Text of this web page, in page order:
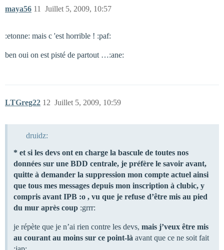
maya56 Juillet 5, 2009, 10:57
11
:etonne: mais c 'est horrible ! :paf:
ben oui on est pisté de partout …:ane:
LTGreg22 Juillet 5, 2009, 10:59
12
druidz:
* et si les devs ont en charge la bascule de toutes nos
données sur une BDD centrale, je préfère le savoir avant,
quitte à demander la suppression mon compte actuel ainsi
que tous mes messages depuis mon inscription à clubic, y
compris avant IPB :o , vu que je refuse d’être mis au pied
du mur après coup :grrr:
je répète que je n’ai rien contre les devs, mais j’veux être mis
au courant au moins sur ce point-là avant que ce ne soit fait